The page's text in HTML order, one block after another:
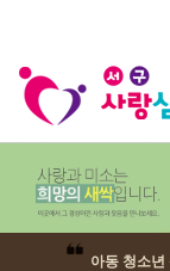
아동 청소